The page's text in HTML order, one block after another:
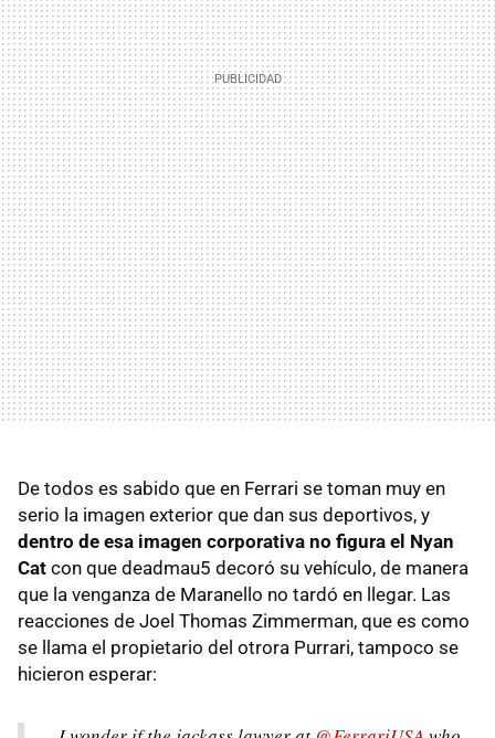
De todos es sabido que en Ferrari se toman muy en
serio la imagen exterior que dan sus deportivos, y
dentro de esa imagen corporativa no figura el Nyan
Cat con que deadmau5 decoró su vehículo, de manera
que la venganza de Maranello no tardó en llegar. Las
reacciones de Joel Thomas Zimmerman, que es como
se llama el propietario del otrora Purrari, tampoco se
hicieron esperar: